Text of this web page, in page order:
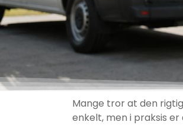
Mange tror at den
enkelt, men i praksis